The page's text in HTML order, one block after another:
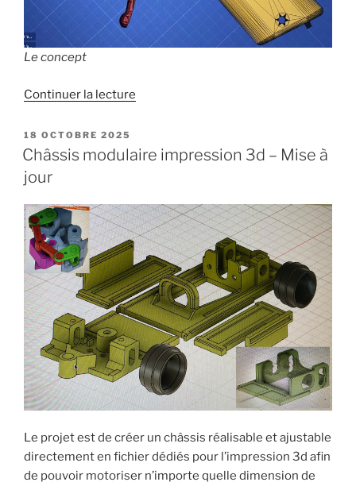
Le concept
Continuer la lecture
fil
Davic »
PUBLIÉ
LE
18 OCTOBRE 2025
Châssis modulaire impression 3d – Mise à
jour
Le projet est de créer un châssis réalisable et ajustable
directement en fichier dédiés pour l’impression 3d afin
de pouvoir motoriser n’importe quelle dimension de